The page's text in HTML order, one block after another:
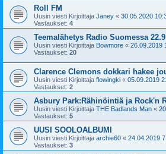
Roll FM
Uusin viesti Kirjoittaja Janey « 30.05.2020
Vastaukset: 4
Teemalähetys Radio Suomessa
Uusin viesti Kirjoittaja Bowmore « 26.09.2019
Vastaukset: 20
Clarence Clemons dokkari hakee
Uusin viesti Kirjoittaja flowingki « 05.09.2019
Vastaukset: 2
Asbury Park:Rähinöintiä ja Rock'n
Uusin viesti Kirjoittaja THE Badlands Man «
Vastaukset: 5
UUSI SOOLOALBUMI
Uusin viesti Kirjoittaja archie60 « 24.04.2019
Vastaukset: 3